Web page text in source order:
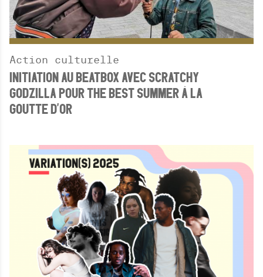
Action culturelle
INITIATION AU BEATBOX AVEC SCRATCHY
GODZILLA POUR THE BEST SUMMER À LA
GOUTTE D'OR